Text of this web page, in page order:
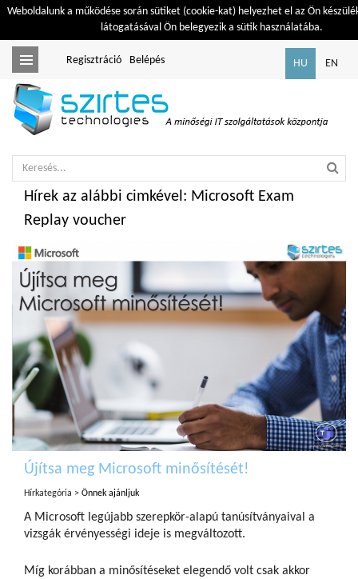
Weboldalunk a működése során sütiket (cookie-kat) helyezhet el az Ön
látogatásával Ön belegyezik a sütik használatába.
Toggle
navigation
HU EN
Regisztráció Belépés
Hírek az alábbi cimkével: Microsoft Exam
Replay voucher
Újítsa meg Microsoft minősítését!
Hírkategória > Önnek ajánljuk
A Microsoft legújabb szerepkör-alapú tanúsítványaival a
vizsgák érvényességi ideje is megváltozott.
Míg korábban a minősítéseket elegendő volt csak akkor